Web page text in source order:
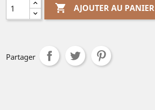
 AJOUTER AU PANIER
Partager